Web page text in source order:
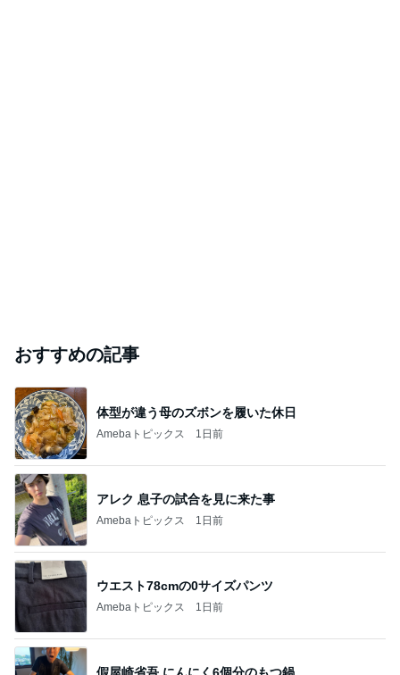
おすすめの記事
体型が違う母のズボンを履いた休日
Amebaトピックス 1日前
アレク 息子の試合を見に来た事
Amebaトピックス 1日前
ウエスト78cmの0サイズパンツ
Amebaトピックス 1日前
假屋崎省吾 にんにく6個分のもつ鍋